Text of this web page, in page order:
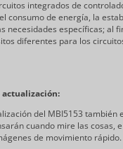
integrados de
consumo de energía, la
necesidades específicas; al
diferentes para los
actualización:
del MBI5153 también
cuando mire las cosas,
de movimiento rápido.